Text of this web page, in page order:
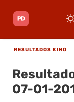
RESULTADOS KINO
07-01-